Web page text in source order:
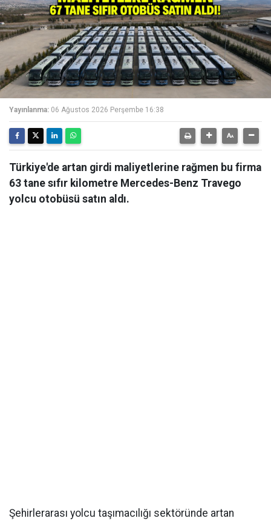
Yayınlanma: 06 Ağustos 2026 Perşembe 16:38
Türkiye'de artan girdi maliyetlerine rağmen bu firma
63 tane sıfır kilometre Mercedes-Benz Travego
yolcu otobüsü satın aldı.
Şehirlerarası yolcu taşımacılığı sektöründe artan